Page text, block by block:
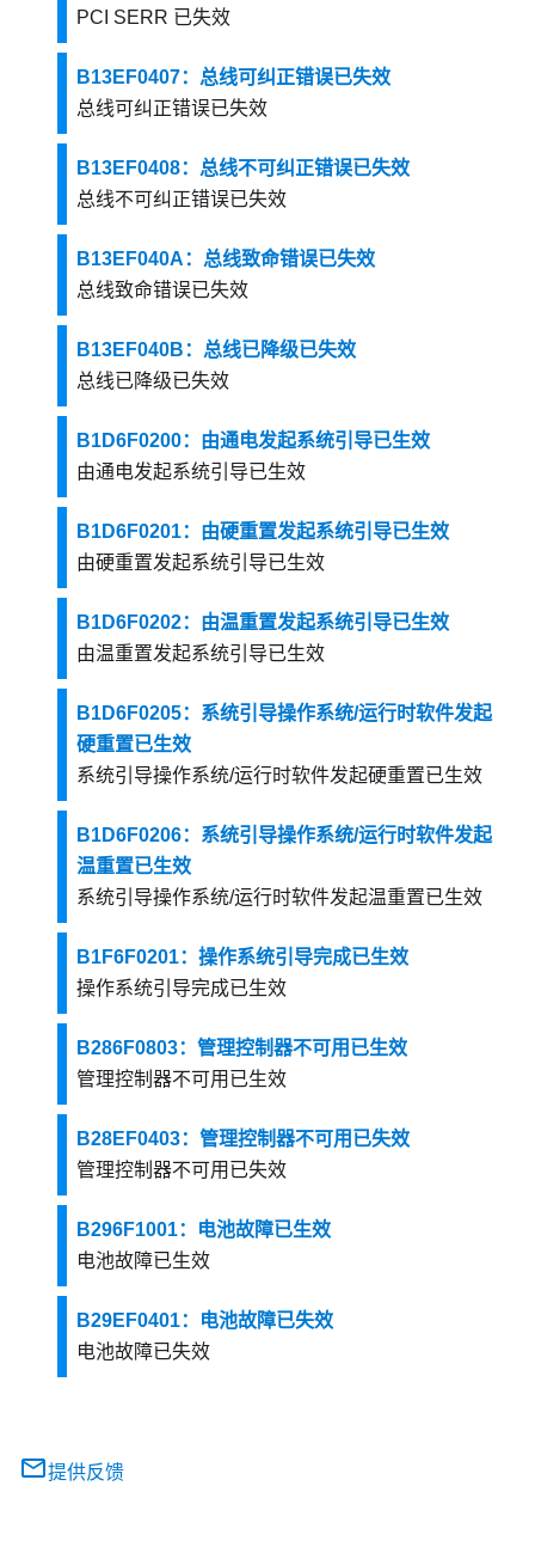
PCI SERR 已失效
B13EF0407：总线可纠正错误已失效
总线可纠正错误已失效
B13EF0408：总线不可纠正错误已失效
总线不可纠正错误已失效
B13EF040A：总线致命错误已失效
总线致命错误已失效
B13EF040B：总线已降级已失效
总线已降级已失效
B1D6F0200：由通电发起系统引导已生效
由通电发起系统引导已生效
B1D6F0201：由硬重置发起系统引导已生效
由硬重置发起系统引导已生效
B1D6F0202：由温重置发起系统引导已生效
由温重置发起系统引导已生效
B1D6F0205：系统引导操作系统/运行时软件发起
硬重置已生效
系统引导操作系统/运行时软件发起硬重置已生效
B1D6F0206：系统引导操作系统/运行时软件发起
温重置已生效
系统引导操作系统/运行时软件发起温重置已生效
B1F6F0201：操作系统引导完成已生效
操作系统引导完成已生效
B286F0803：管理控制器不可用已生效
管理控制器不可用已生效
B28EF0403：管理控制器不可用已失效
管理控制器不可用已失效
B296F1001：电池故障已生效
电池故障已生效
B29EF0401：电池故障已失效
电池故障已失效
提供反馈